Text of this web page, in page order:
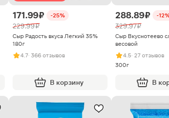
171.99 ₽ -25%
229.99 ₽
Сыр Радость вкуса Легкий 35%
180г
4.7· 366 отзывов
В корзину
288.89 ₽ -
329.97 ₽
Сыр Вкуснотеево
весовой
4.5· 27 отзывов
300г
В